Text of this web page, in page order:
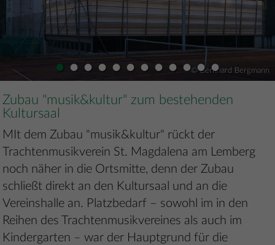
• • • • • • • • • •••
© Bernhard Bergmann
Zubau "musik&kultur" zum bestehenden
Kultursaal
MIt dem Zubau "musik&kultur" rückt der
Trachtenmusikverein St. Magdalena am Lemberg
noch näher in die Ortsmitte, denn der Zubau
schließt direkt an den Kultursaal und an die
Vereinshalle an. Platzbedarf – sowohl im in den
Reihen des Trachtenmusikvereines als auch im
Kindergarten – war der Hauptgrund für die